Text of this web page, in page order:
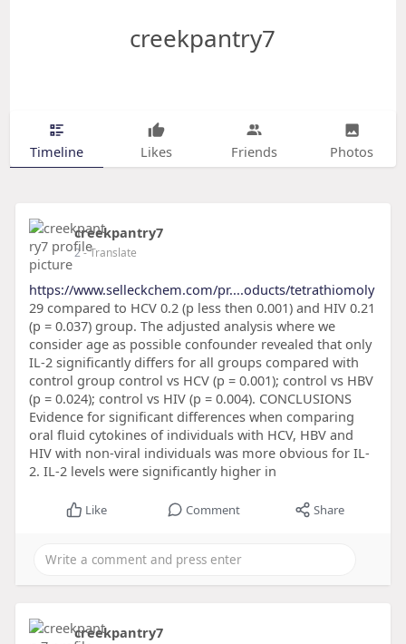
creekpantry7
Timeline Likes Friends Photos
creekpantry7
2- Translate
https://www.selleckchem.com/pr....oducts/tetrathiomoly
29 compared to HCV 0.2 (p less then 0.001) and HIV 0.21
(p = 0.037) group. The adjusted analysis where we
consider age as possible confounder revealed that only
IL-2 significantly differs for all groups compared with
control group control vs HCV (p = 0.001); control vs HBV
(p = 0.024); control vs HIV (p = 0.004). CONCLUSIONS
Evidence for significant differences when comparing
oral fluid cytokines of individuals with HCV, HBV and
HIV with non-viral individuals was more obvious for IL-
2. IL-2 levels were significantly higher in
Like Comment Share
creekpantry7